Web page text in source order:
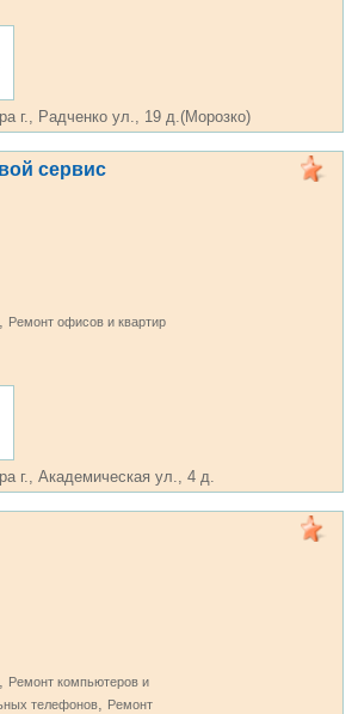
г., Радченко ул., 19 д.(Морозко)
сервис
, Ремонт офисов и квартир
г., Академическая ул., 4 д.
, Ремонт компьютеров и
телефонов, Ремонт